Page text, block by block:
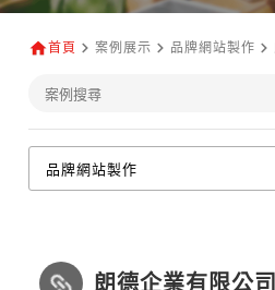
首頁 案例展示 品牌網站製作
朗德企業有限公司